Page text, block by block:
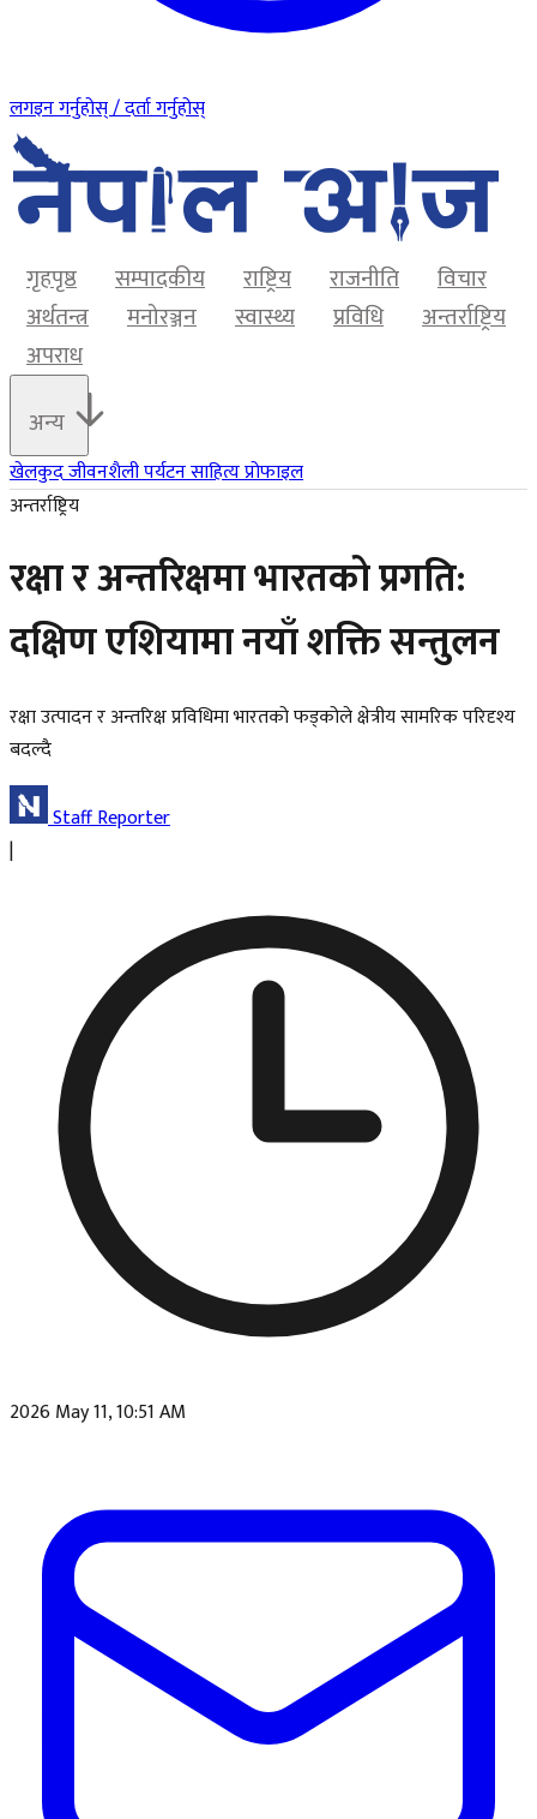
लगइन गर्नुहोस् / दर्ता गर्नुहोस्
गृहपृष्ठ सम्पादकीय राष्ट्रिय राजनीति
विचार
अर्थतन्त्र
मनोरञ्जन स्वास्थ्य प्रविधि
अन्तर्राष्ट्रिय
अपराध
अन्य
खेलकुदजीवनशैलीपर्यटनसाहित्यप्रोफाइल
अन्तर्राष्ट्रिय
रक्षा र अन्तरिक्षमा भारतको प्रगति:
दक्षिण एशियामा नयाँ शक्ति सन्तुलन
रक्षा उत्पादन र अन्तरिक्ष प्रविधिमा भारतको फड्कोले क्षेत्रीय सामरिक परिदृश्य
बदल्दै
Staff Reporter
|
2026 May 11, 10:51 AM